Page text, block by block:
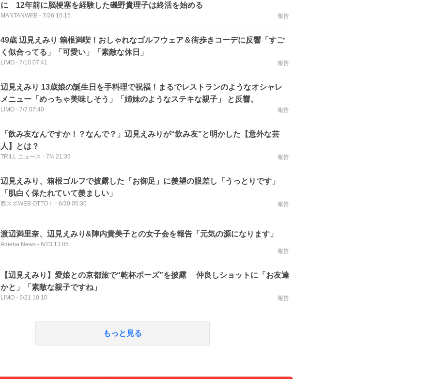
に 12年前に脳梗塞を経験した磯野貴理子は終活を始める
MANTANWEB - 7/26 10:15 報告
49歳 辺見えみり 箱根満喫！おしゃれなゴルフウェア＆街歩きコーデに反響「すご
く似合ってる」「可愛い」「素敵な休日」
LIMO - 7/10 07:41 報告
辺見えみり 13歳娘の誕生日を手料理で祝福！まるでレストランのようなオシャレ
メニュー「めっちゃ美味しそう」「姉妹のようなステキな親子」 と反響。
LIMO - 7/7 07:40 報告
「飲み友なんですか！？なんで？」辺見えみりが“飲み友”と明かした【意外な芸
人】とは？
TRILL ニュース - 7/4 21:35 報告
辺見えみり、箱根ゴルフで披露した「お御足」に羨望の眼差し「うっとりです」
「肌白く保たれていて羨ましい」
西スポWEB OTTO！ - 6/30 05:30 報告
渡辺満里奈、辺見えみり&陣内貴美子との女子会を報告「元気の源になります」
Ameba News - 6/23 13:05
報告
【辺見えみり】愛娘との京都旅で“乾杯ポーズ”を披露 仲良しショットに「お友達
かと」「素敵な親子ですね」
LIMO - 6/21 10:10 報告
もっと見る